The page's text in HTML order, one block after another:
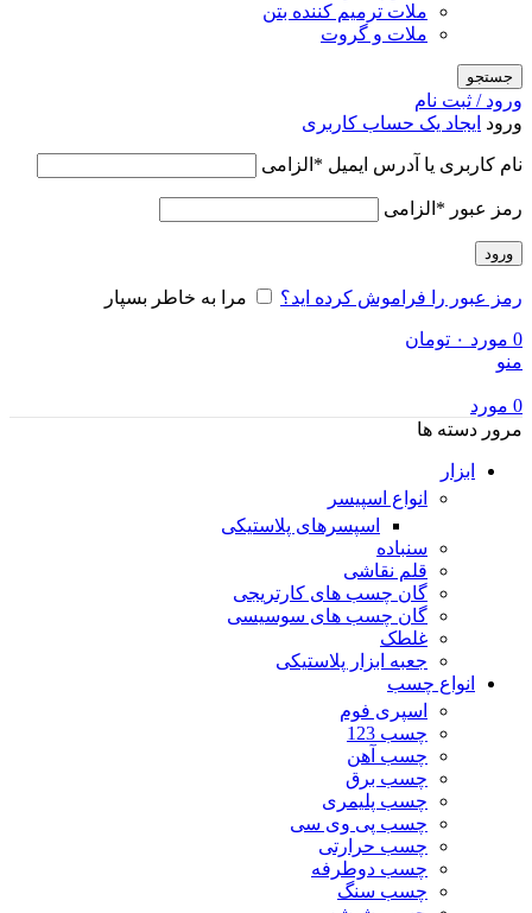
ملات ترمیم کننده بتن
ملات و گروت
جستجو
ورود / ثبت نام
ورود ایجاد یک حساب کاربری
نام کاربری یا آدرس ایمیل * الزامی
رمز عبور * الزامی
ورود
رمز عبور را فراموش کرده اید؟ مرا به خاطر بسپار
0 مورد ۰ تومان
منو
0 مورد
مرور دسته ها
ابزار
انواع اسپیسر
اسپسرهای پلاستیکی
سنباده
قلم نقاشی
گان چسب های کارتریجی
گان چسب های سوسیسی
غلطک
جعبه ابزار پلاستیکی
انواع چسب
اسپری فوم
چسب 123
چسب آهن
چسب برق
چسب پلیمری
چسب پی وی سی
چسب حرارتی
چسب دوطرفه
چسب سنگ